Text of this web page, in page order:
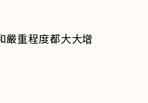
嚴重程度都大大增